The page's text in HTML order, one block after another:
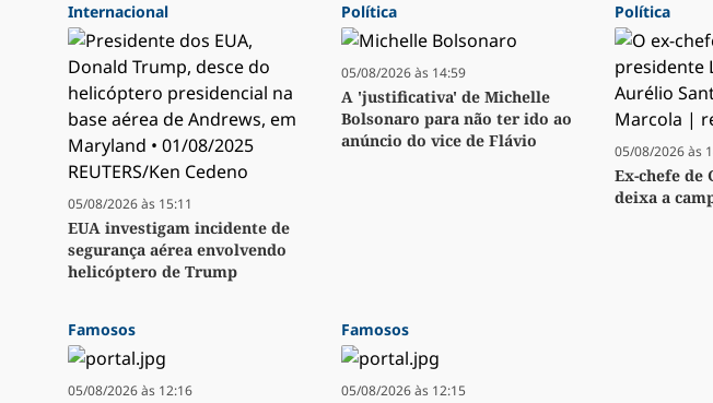
Internacional
05/08/2026 às 15:11
EUA investigam incidente de
segurança aérea envolvendo
helicóptero de Trump
Política
05/08/2026 às 14:59
A 'justificativa' de Michelle
Bolsonaro para não ter ido ao
anúncio do vice de Flávio
Política
05/08/2026 às
Ex-chefe de
deixa a
Famosos
05/08/2026 às 12:16
Famosos
05/08/2026 às 12:15